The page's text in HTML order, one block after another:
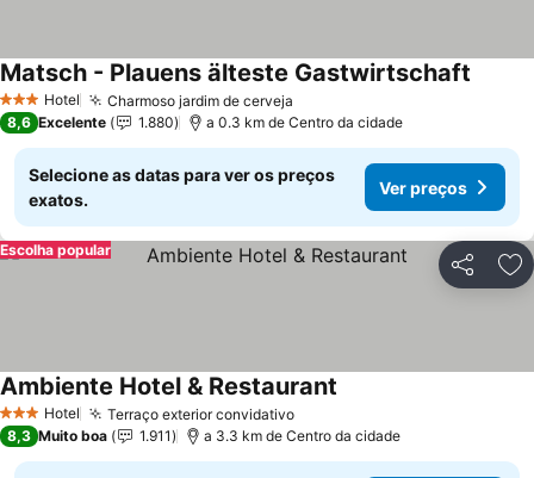
3 EstrelasHotel Charmoso jardim de cerveja
Matsch - Plauens älteste Gastwirtschaft
8,6 Excelente 1.880 a 0.3 km de Centro da cidade
Selecione as datas para ver os preços
exatos.
Ver preços
Partilhar
Escolha popular
3 EstrelasHotel Terraço exterior convidativoVer preços
Ambiente Hotel & Restaurant
8,3 Muito boa 1.911 a 3.3 km de Centro da cidade